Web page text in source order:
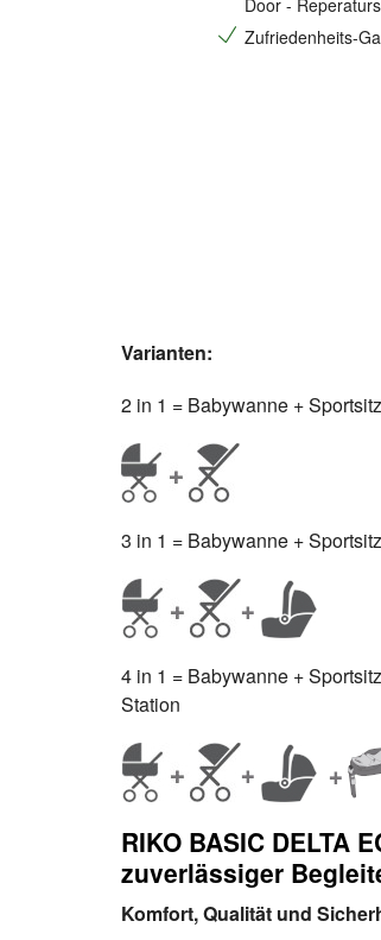
Door -
Zufriedenheits-
Varianten:
2 in 1 = Babywanne +
3 in 1 = Babywanne +
4 in 1 = Babywanne +
Station
RIKO BASIC DELTA
zuverlässiger
Komfort, Qualität und